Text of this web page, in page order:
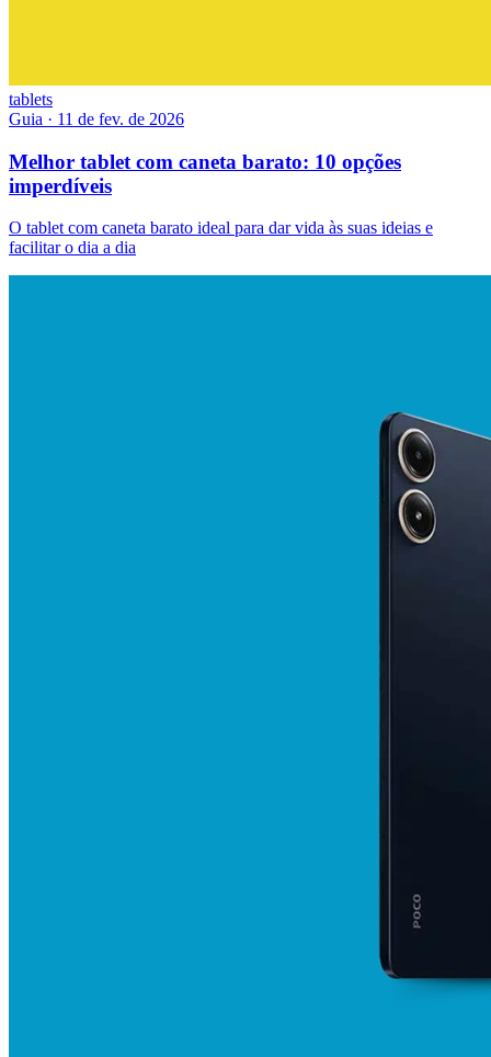
tablets
Guia · 11 de fev. de 2026
Melhor tablet com caneta barato: 10 opções
imperdíveis
O tablet com caneta barato ideal para dar vida às suas ideias e
facilitar o dia a dia